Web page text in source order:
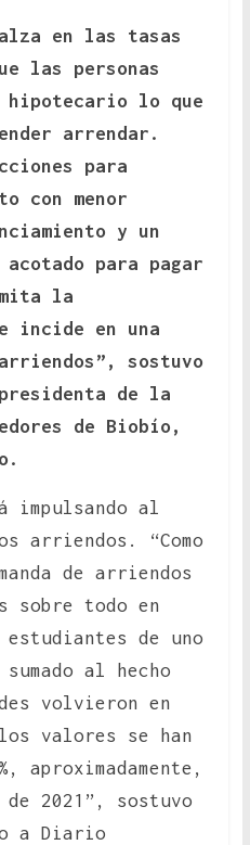
en las tasas
las personas
lo que
arrendar.
para
con menor
y un
acotado para pagar
la
incide en una
arriendos”, sostuvo
de la
de Biobío,
impulsando al
arriendos. “Como
de arriendos
sobre todo en
estudiantes de uno
al hecho
volvieron en
valores se han
aproximadamente,
2021”, sostuvo
a Diario